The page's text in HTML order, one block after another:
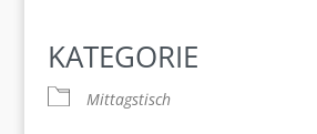
KATEGORIE
Mittagstisch